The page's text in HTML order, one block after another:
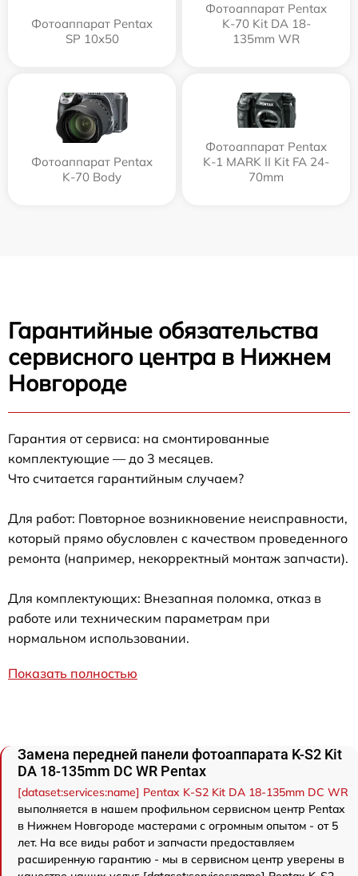
Фотоаппарат Pentax
SP 10x50
Фотоаппарат Pentax
K-70 Kit DA 18-
135mm WR
Фотоаппарат Pentax
K-70 Body
Фотоаппарат Pentax
K-1 MARK II Kit FA 24-
70mm
Гарантийные обязательства
сервисного центра в Нижнем
Новгороде
Гарантия от сервиса: на смонтированные
комплектующие — до 3 месяцев.
Что считается гарантийным случаем?
Для работ: Повторное возникновение неисправности,
который прямо обусловлен с качеством проведенного
ремонта (например, некорректный монтаж запчасти).
Для комплектующих: Внезапная поломка, отказ в
работе или техническим параметрам при
нормальном использовании.
Показать полностью
Замена передней панели фотоаппарата K-S2 Kit
DA 18-135mm DC WR Pentax
[dataset:services:name] Pentax K-S2 Kit DA 18-135mm DC WR
выполняется в нашем профильном сервисном центр Pentax
в Нижнем Новгороде мастерами с огромным опытом - от 5
лет. На все виды работ и запчасти предоставляем
расширенную гарантию - мы в сервисном центр уверены в